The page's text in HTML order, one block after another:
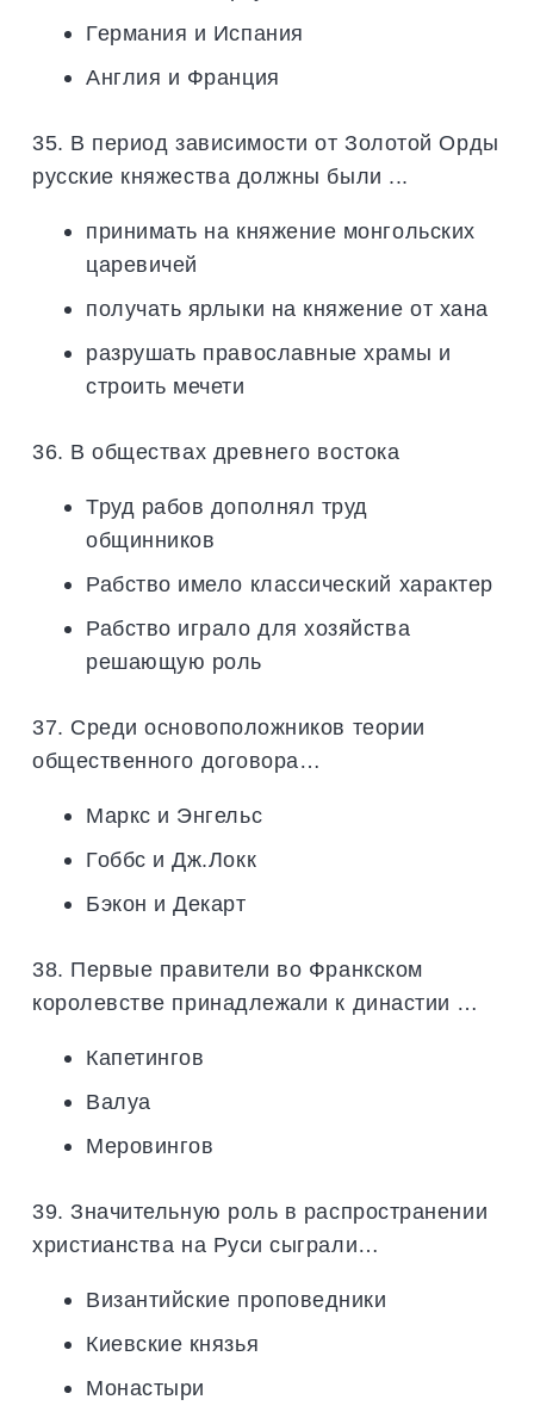
Германия и Испания
Англия и Франция
35. В период зависимости от Золотой Орды
русские княжества должны были ...
принимать на княжение монгольских
царевичей
получать ярлыки на княжение от хана
разрушать православные храмы и
строить мечети
36. В обществах древнего востока
Труд рабов дополнял труд
общинников
Рабство имело классический характер
Рабство играло для хозяйства
решающую роль
37. Среди основоположников теории
общественного договора…
Маркс и Энгельс
Гоббс и Дж.Локк
Бэкон и Декарт
38. Первые правители во Франкском
королевстве принадлежали к династии …
Капетингов
Валуа
Меровингов
39. Значительную роль в распространении
христианства на Руси сыграли…
Византийские проповедники
Киевские князья
Монастыри